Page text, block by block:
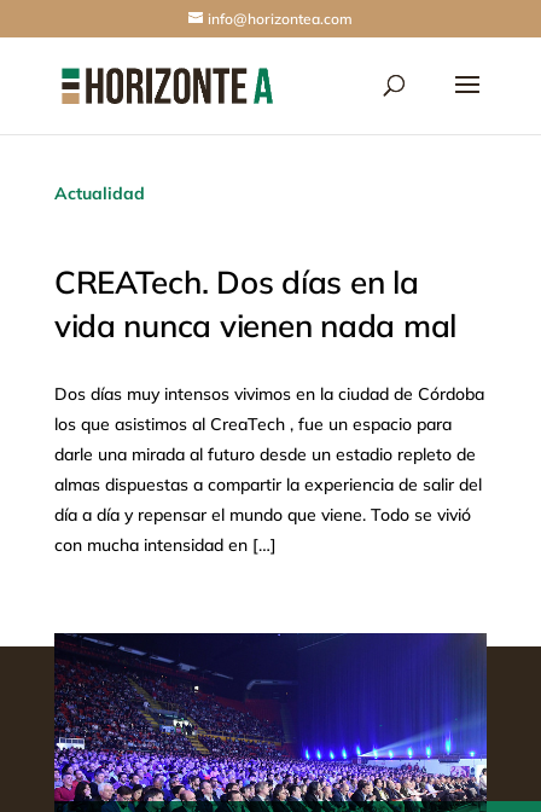
info@horizontea.com
Actualidad
CREATech. Dos días en la
vida nunca vienen nada mal
Dos días muy intensos vivimos en la ciudad de Córdoba
los que asistimos al CreaTech , fue un espacio para
darle una mirada al futuro desde un estadio repleto de
almas dispuestas a compartir la experiencia de salir del
día a día y repensar el mundo que viene. Todo se vivió
con mucha intensidad en […]